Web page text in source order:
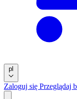
pl
Zaloguj się Przeglądaj